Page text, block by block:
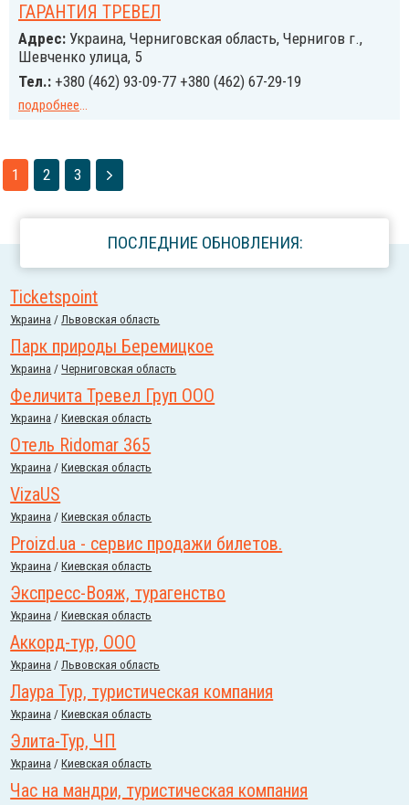
ГАРАНТИЯ ТРЕВЕЛ
Адрес: Украина, Черниговская область, Чернигов г.,
Шевченко улица, 5
Тел.: +380 (462) 93-09-77 +380 (462) 67-29-19
подробнее...
1 2 3
ПОСЛЕДНИЕ ОБНОВЛЕНИЯ:
Ticketspoint
Украина /Львовская область
Парк природы Беремицкое
Украина /Черниговская область
Феличита Тревел Груп ООО
Украина /Киевская область
Отель Ridomar 365
Украина /Киевская область
VizaUS
Украина /Киевская область
Proizd.ua - сервис продажи билетов.
Украина /Киевская область
Экспресс-Вояж, турагенство
Украина /Киевская область
Аккорд-тур, ООО
Украина /Львовская область
Лаура Тур, туристическая компания
Украина /Киевская область
Элита-Тур, ЧП
Украина /Киевская область
Час на мандри, туристическая компания